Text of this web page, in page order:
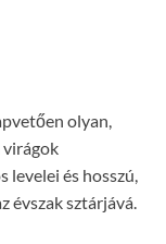
olyan,
virágok
levelei és hosszú,
évszak sztárjává.